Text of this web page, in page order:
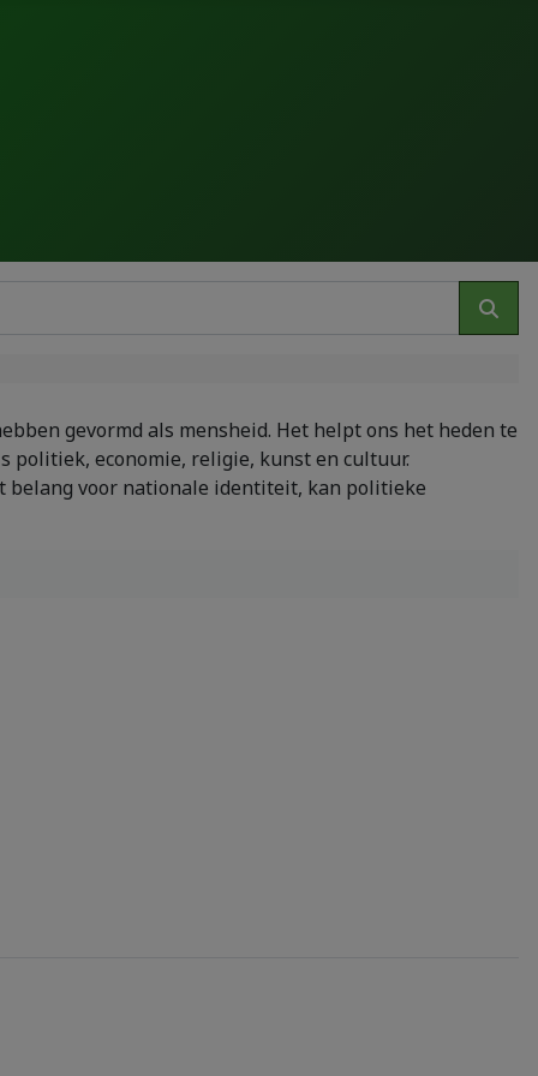
gevormd als mensheid. Het helpt ons het heden te
politiek, economie, religie, kunst en cultuur.
belang voor nationale identiteit, kan politieke